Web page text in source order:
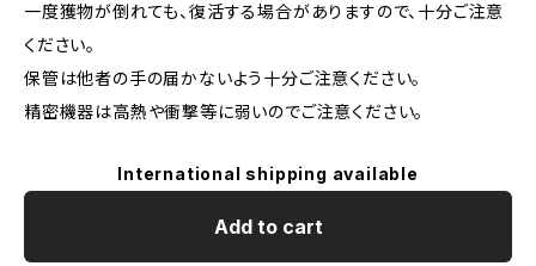
一度獲物が倒れても、復活する場合がありますので、十分ご注意
ください。
保管は他者の手の届かないよう十分ご注意ください。
精密機器は高熱や衝撃等に弱いのでご注意ください。
International shipping available
Add to cart